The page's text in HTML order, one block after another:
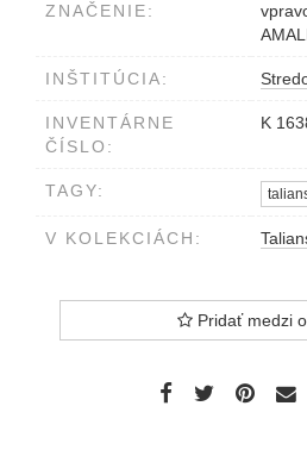
ZNAČENIE:
INŠTITÚCIA:
INVENTÁRNE
ČÍSLO:
K
TAGY:
V KOLEKCIÁCH:
Pridať medzi